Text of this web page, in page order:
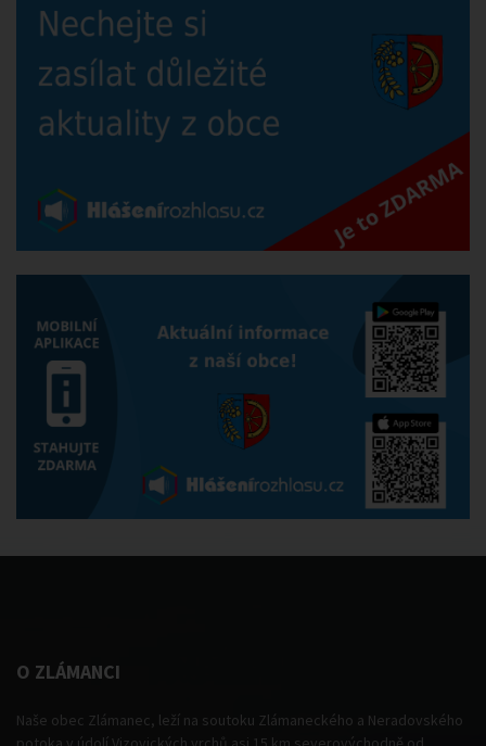
O ZLÁMANCI
Naše obec Zlámanec, leží na soutoku Zlámaneckého a Neradovského